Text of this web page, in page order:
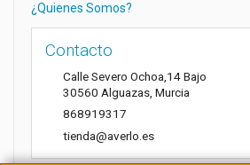
¿Quienes Somos?
Contacto
Calle Severo Ochoa,14 Bajo
30560 Alguazas Murcia
868919317
tienda@averlo.es